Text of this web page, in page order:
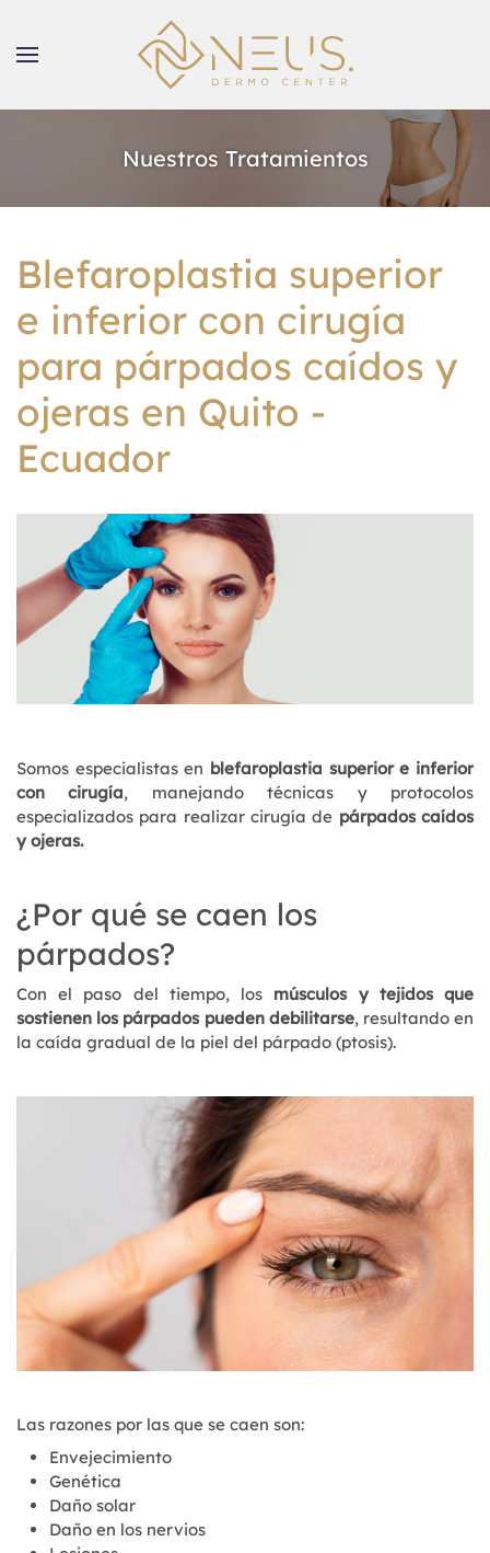
Nuestros Tratamientos
Blefaroplastia superior
e inferior con cirugía
para párpados caídos y
ojeras en Quito -
Ecuador
Somos especialistas en blefaroplastia superior e inferior
con cirugía, manejando técnicas y protocolos
especializados para realizar cirugía de párpados caídos
y ojeras.
¿Por qué se caen los
párpados?
Con el paso del tiempo, los músculos y tejidos que
sostienen los párpados pueden debilitarse, resultando en
la caída gradual de la piel del párpado (ptosis).
Las razones por las que se caen son:
Envejecimiento
Genética
Daño solar
Daño en los nervios